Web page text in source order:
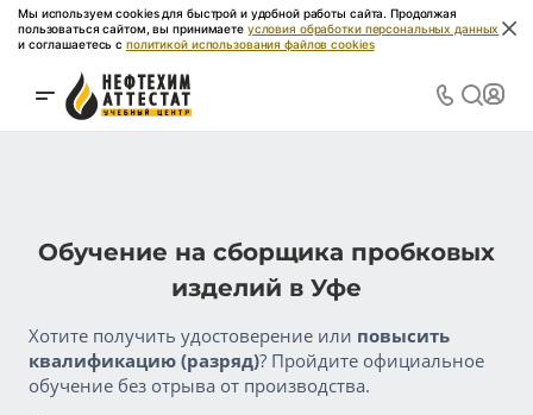
Мы используем cookies для быстрой и удобной работы сайта. Продолжая
пользоваться сайтом, вы принимаете условия обработки персональных данных
и соглашаетесь с политикой использования файлов cookies
Обучение на сборщика пробковых
изделий в Уфе
Хотите получить удостоверение или повысить
квалификацию (разряд)? Пройдите официальное
обучение без отрыва от производства.